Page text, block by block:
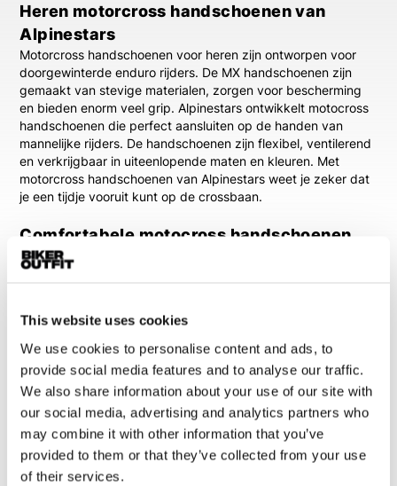
This website uses cookies
We use cookies to personalise content and ads, to
provide social media features and to analyse our traffic.
We also share information about your use of our site with
our social media, advertising and analytics partners who
may combine it with other information that you’ve
provided to them or that they’ve collected from your use
of their services.
Heren motorcross handschoenen van
Alpinestars
Motorcross handschoenen voor heren zijn ontworpen voor
doorgewinterde enduro rijders. De MX handschoenen zijn
gemaakt van stevige materialen, zorgen voor bescherming
en bieden enorm veel grip. Alpinestars ontwikkelt motocross
handschoenen die perfect aansluiten op de handen van
mannelijke rijders. De handschoenen zijn flexibel, ventilerend
en verkrijgbaar in uiteenlopende maten en kleuren. Met
motorcross handschoenen van Alpinestars weet je zeker dat
je een tijdje vooruit kunt op de crossbaan.
Comfortabele motocross handschoenen
voor enduro rijders
heren moeten licht aanvoelen en maximale controle bieden.
bewegingsvrijheid in je vingers. Dit maakt het makkelijker om
lang te rijden zonder last van je handen te krijgen. Ook het
bedienen van de crossmotor gaat hierdoor zonder
problemen. In ons assortiment vind je onder andere modellen
van het topmerk Alpinestars.
Merken waar we trots op zijn